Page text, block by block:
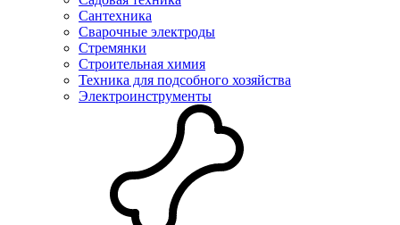
Сантехника
Сварочные электроды
Стремянки
Строительная химия
Техника для подсобного хозяйства
Электроинструменты